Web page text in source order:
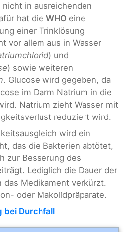
in ausreichenden
hat die WHO eine
einer Trinklösung
vor allem aus in Wasser
) und
) sowie weiteren
. Glucose wird gegeben, da
im Darm Natrium in die
Natrium zieht Wasser mit
reduziert wird.
wird ein
das die Bakterien abtötet,
zur Besserung des
Lediglich die Dauer der
Medikament verkürzt.
oder Makolidpräparate.
bei Durchfall